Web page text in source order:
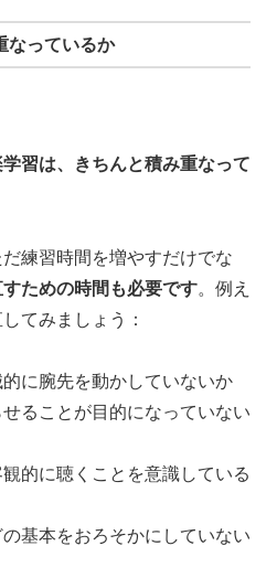
なっているか
学習は、きちんと積み重なって
だ練習時間を増やすだけでな
ための時間も必要です。例え
てみましょう：
的に腕先を動かしていないか
ることが目的になっていない
的に聴くことを意識している
基本をおろそかにしていない